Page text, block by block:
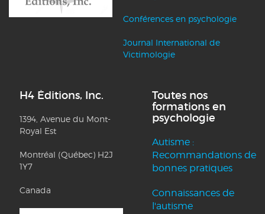
Conférences en psychologie
Journal International de
Victimologie
H4 Éditions, Inc.
1394, Avenue du Mont-
Royal Est
Montréal (Québec) H2J
1Y7
Canada
Toutes nos
formations en
psychologie
Autisme :
Recommandations de
bonnes pratiques
Connaissances de
l'autisme